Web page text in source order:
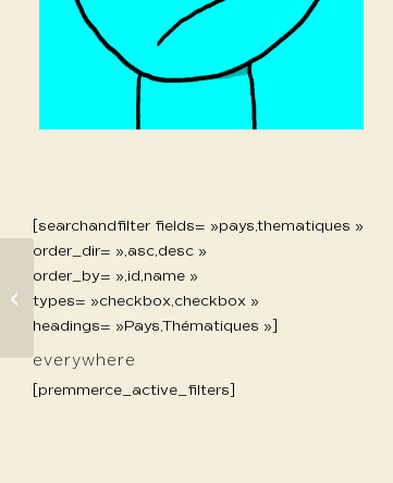
[searchandfilter fields= »pays,thematiques »
order_dir= »,asc,desc »
order_by= »,id,name »
types= »checkbox,checkbox »
headings= »Pays,Thématiques »]
everywhere
[premmerce_active_filters]
996 Ottenin Yann